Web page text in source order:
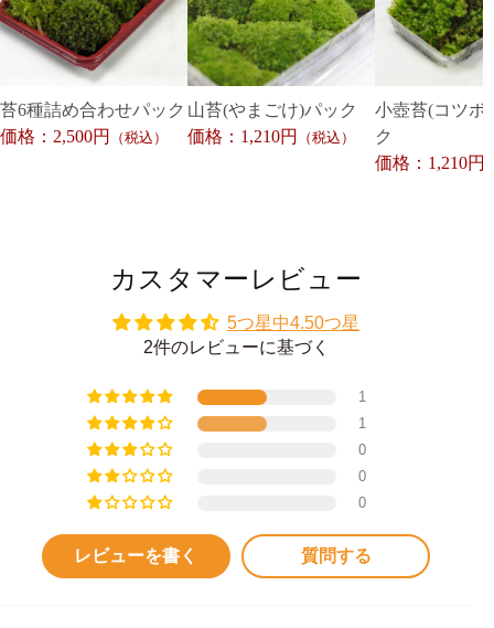
苔6種詰め合わせパック
価格：2,500円
（税込）
山苔(やまごけ)パック
価格：1,210円
（税込）
小壺苔(コツボ
ク
価格：1,210円
カスタマーレビュー
5つ星中4.50つ星
2件のレビューに基づく
1
1
0
0
0
レビューを書く 質問する